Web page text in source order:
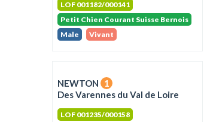
LOF 001182/000141
Petit Chien Courant Suisse Bernois
Male
Vivant
NEWTON
1
Des Varennes du Val de Loire
LOF 001235/000158